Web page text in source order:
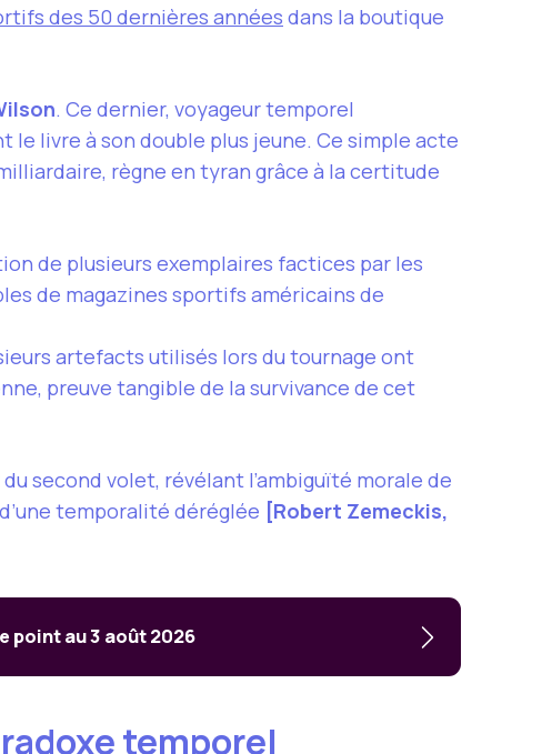
des 50 dernières années dans la boutique
. Ce dernier, voyageur temporel
le livre à son double plus jeune. Ce simple acte
règne en tyran grâce à la certitude
de plusieurs exemplaires factices par les
de magazines sportifs américains de
artefacts utilisés lors du tournage ont
preuve tangible de la survivance de cet
second volet, révélant l’ambiguïté morale de
temporalité déréglée [Robert Zemeckis,
point au 3 août 2026
temporel